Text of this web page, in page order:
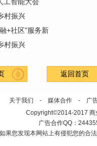
村振兴
+社区"服务新
村振兴
返回首页
关于我们 - 媒体合作 - 广
Copyright©2014-2017 商
广告合作QQ：
如果您发现本网站上有侵犯您的合